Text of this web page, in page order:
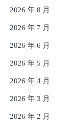
2026 年 8 月
2026 年 7 月
2026 年 6 月
2026 年 5 月
2026 年 4 月
2026 年 3 月
2026 年 2 月